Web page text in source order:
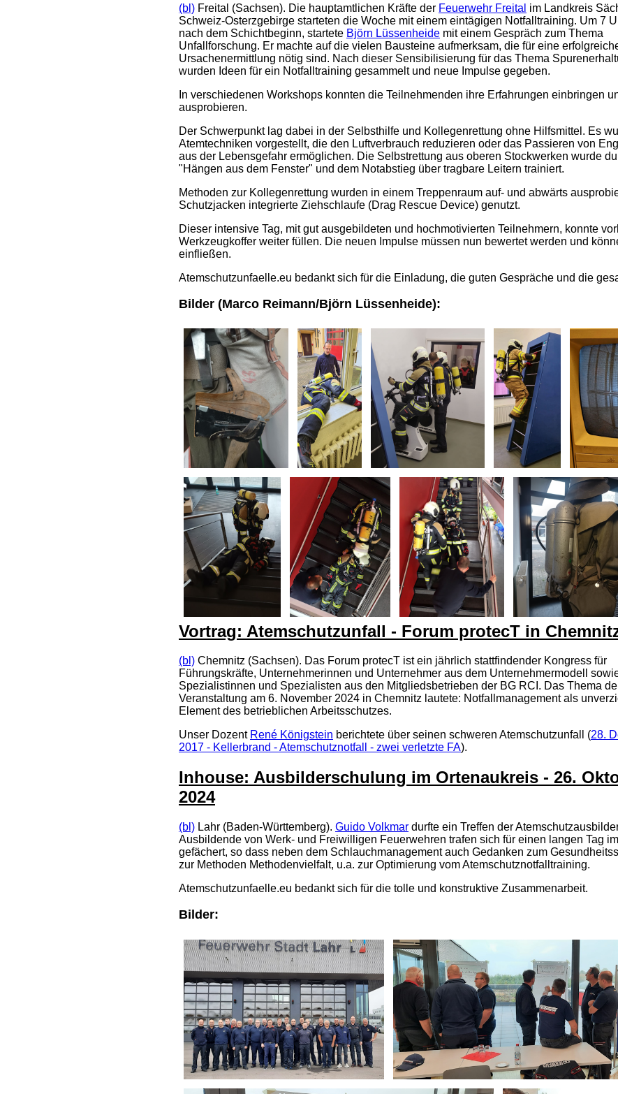
(bl) Freital (Sachsen). Die hauptamtlichen Kräfte der Feuerwehr Freital im Landkreis
Schweiz-Osterzgebirge starteten die Woche mit einem eintägigen Notfalltraining. Um 7
nach dem Schichtbeginn, startete Björn Lüssenheide mit einem Gespräch zum Thema
Unfallforschung. Er machte auf die vielen Bausteine aufmerksam, die für eine
Ursachenermittlung nötig sind. Nach dieser Sensibilisierung für das Thema
wurden Ideen für ein Notfalltraining gesammelt und neue Impulse gegeben.
In verschiedenen Workshops konnten die Teilnehmenden ihre Erfahrungen einbringen
ausprobieren.
Der Schwerpunkt lag dabei in der Selbsthilfe und Kollegenrettung ohne Hilfsmittel. Es
Atemtechniken vorgestellt, die den Luftverbrauch reduzieren oder das Passieren von
aus der Lebensgefahr ermöglichen. Die Selbstrettung aus oberen Stockwerken wurde
"Hängen aus dem Fenster" und dem Notabstieg über tragbare Leitern trainiert.
Methoden zur Kollegenrettung wurden in einem Treppenraum auf- und abwärts
Schutzjacken integrierte Ziehschlaufe (Drag Rescue Device) genutzt.
Dieser intensive Tag, mit gut ausgebildeten und hochmotivierten Teilnehmern, konnte
Werkzeugkoffer weiter füllen. Die neuen Impulse müssen nun bewertet werden und
einfließen.
Atemschutzunfaelle.eu bedankt sich für die Einladung, die guten Gespräche und die
Bilder (Marco Reimann/Björn Lüssenheide):
Vortrag: Atemschutzunfall - Forum protecT in
(bl) Chemnitz (Sachsen). Das Forum protecT ist ein jährlich stattfindender Kongress für
Führungskräfte, Unternehmerinnen und Unternehmer aus dem Unternehmermodell
Spezialistinnen und Spezialisten aus den Mitgliedsbetrieben der BG RCI. Das Thema
Veranstaltung am 6. November 2024 in Chemnitz lautete: Notfallmanagement als
Element des betrieblichen Arbeitsschutzes.
Unser Dozent René Königstein berichtete über seinen schweren Atemschutzunfall (28.
2017 - Kellerbrand - Atemschutznotfall - zwei verletzte FA).
Inhouse: Ausbilderschulung im Ortenaukreis - 26.
2024
(bl) Lahr (Baden-Württemberg). Guido Volkmar durfte ein Treffen der
Ausbildende von Werk- und Freiwilligen Feuerwehren trafen sich für einen langen Tag
gefächert, so dass neben dem Schlauchmanagement auch Gedanken zum
zur Methoden Methodenvielfalt, u.a. zur Optimierung vom Atemschutznotfalltraining.
Atemschutzunfaelle.eu bedankt sich für die tolle und konstruktive Zusammenarbeit.
Bilder: